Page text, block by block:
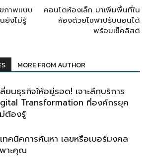
ภาพแบบ
ยังไม่รู้
คอนโดห้องเล็ก มาเพิ่มพื้นที่ใน
ห้องด้วยโซฟาปรับนอนได้
พร้อมเช็คลิสต์
MORE FROM AUTHOR
ยนธุรกิจให้อยู่รอด! เจาะลึกบริการ
Transformation ที่องค์กรยุค
ต้องรู้
ทคนิคการค้นหา เลขหรือเบอร์มงคล
าะคุณ